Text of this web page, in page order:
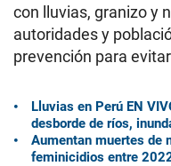
con lluvias, granizo y
autoridades y
prevención para
Lluvias en Perú EN
desborde de ríos,
Aumentan muertes de
feminicidios entre